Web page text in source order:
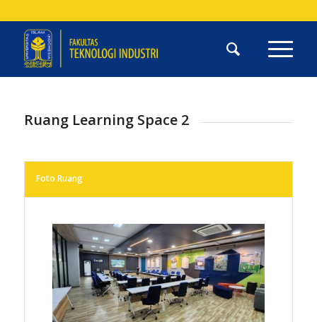
Ruang Learning Space 2
Foto Ruang